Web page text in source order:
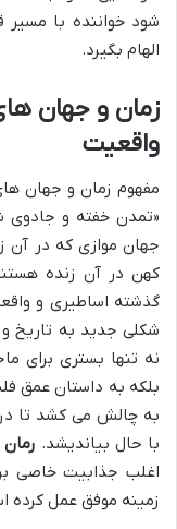
شود خواننده با مسیر
الهام بگیرد.
زمان و جهان
واقعیت
مفهوم زمان و جهان
«تمدن خفته و جادوی
جهان موازی که در آن
کهن در آن زنده
گذشته اساطیری و
شکلی جدید به تاریخ
نه تنها بستری برای
بلکه به داستان عمق
به چالش می کشد تا
با حال بیاندیشد.
اغلب جذابیت خاصی
زمینه موفق عمل کرده